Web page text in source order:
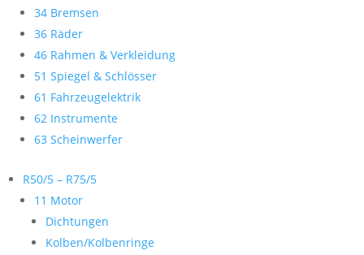
34 Bremsen
36 Räder
46 Rahmen & Verkleidung
51 Spiegel & Schlösser
61 Fahrzeugelektrik
62 Instrumente
63 Scheinwerfer
R50/5 – R75/5
11 Motor
Dichtungen
Kolben/Kolbenringe